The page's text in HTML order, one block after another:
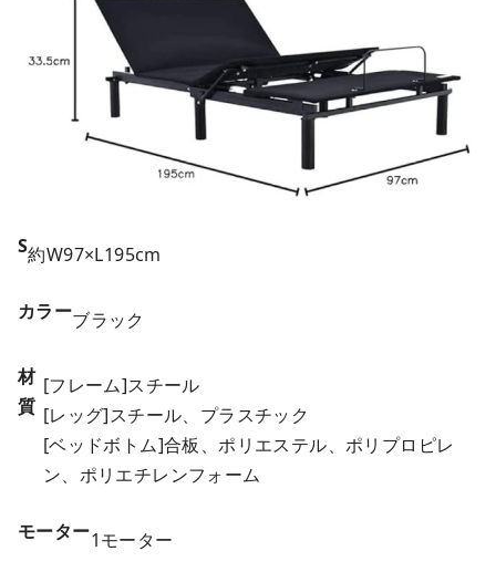
S約W97×L195cm
カラーブラック
材
質
[フレーム]スチール
[レッグ]スチール、プラスチック
[ベッドボトム]合板、ポリエステル、ポリプロピレ
ン、ポリエチレンフォーム
モーター1モーター